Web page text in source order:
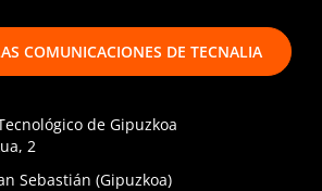
COMUNICACIONES DE TECNALIA
de Gipuzkoa
2
Sebastián (Gipuzkoa)